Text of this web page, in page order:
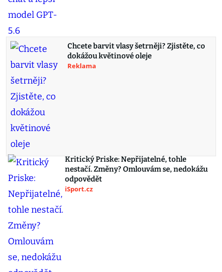
Chcete barvit vlasy šetrněji? Zjistěte, co
dokážou květinové oleje
Reklama
Kritický Priske: Nepřijatelné, tohle
nestačí. Změny? Omlouvám se, nedokážu
odpovědět
iSport.cz